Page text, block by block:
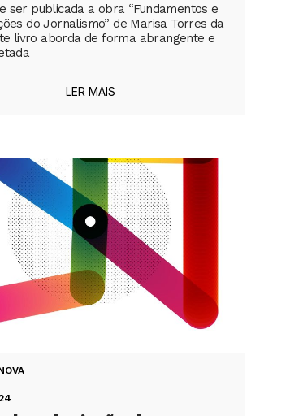
ser publicada a obra “Fundamentos e
do Jornalismo” de Marisa Torres da
livro aborda de forma abrangente e
LER MAIS